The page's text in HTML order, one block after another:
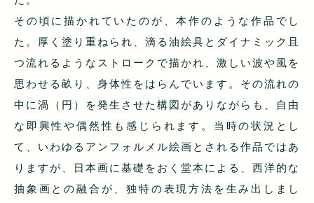
その頃に描かれていたのが、本作のような作品でし
た。厚く塗り重ねられ、滴る油絵具とダイナミック且
つ流れるようなストロークで描かれ、激しい波や風を
思わせる畝り、身体性をはらんでいます。その流れの
中に渦（円）を発生させた構図がありながらも、自由
な即興性や偶然性も感じられます。当時の状況とし
て、いわゆるアンフォルメル絵画とされる作品ではあ
りますが、日本画に基礎をおく堂本による、西洋的な
抽象画との融合が、独特の表現方法を生み出しまし